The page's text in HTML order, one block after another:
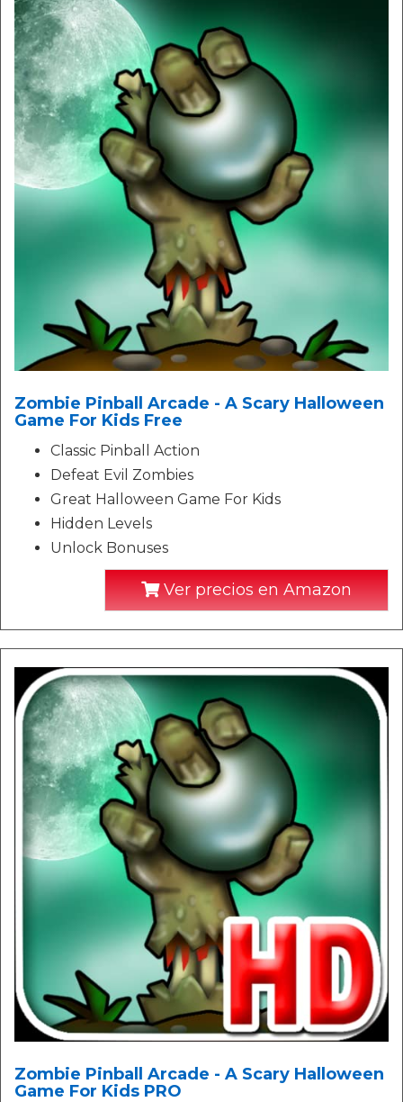
Zombie Pinball Arcade - A Scary Halloween
Game For Kids Free
Classic Pinball Action
Defeat Evil Zombies
Great Halloween Game For Kids
Hidden Levels
Unlock Bonuses
Ver precios en Amazon
Zombie Pinball Arcade - A Scary Halloween
Game For Kids PRO